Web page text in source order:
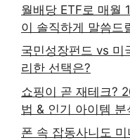
월배당 ETF로 매월
이 솔직하게 말씀드
국민성장펀드 vs 미
리한 선택은?
쇼핑이 곧 재테크?
법 & 인기 아이템 분
폰 속 잡동사니도